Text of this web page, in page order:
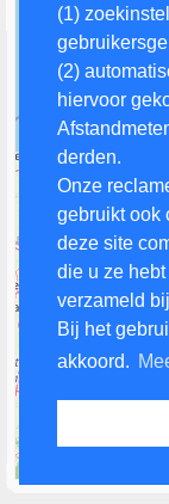
(1)
(2)
hiervoor
derden.
Onze
gebruikt ook
deze site
die u ze
verzameld
Bij het
akkoord.